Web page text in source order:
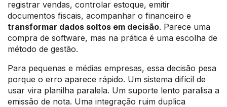
registrar vendas, controlar estoque, emitir
documentos fiscais, acompanhar o financeiro e
transformar dados soltos em decisão. Parece uma
compra de software, mas na prática é uma escolha de
método de gestão.
Para pequenas e médias empresas, essa decisão pesa
porque o erro aparece rápido. Um sistema difícil de
usar vira planilha paralela. Um suporte lento paralisa a
emissão de nota. Uma integração ruim duplica